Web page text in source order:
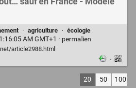
· agriculture · écologie
AM GMT+1 · permalien
article2988.html
·
20 50 100